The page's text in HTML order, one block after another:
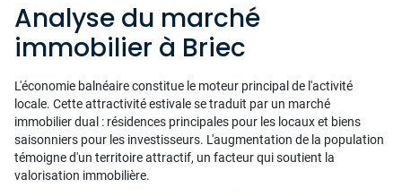
Analyse du marché
immobilier à Briec
L'économie balnéaire constitue le moteur principal de l'activité
locale. Cette attractivité estivale se traduit par un marché
immobilier dual : résidences principales pour les locaux et biens
saisonniers pour les investisseurs. L'augmentation de la population
témoigne d'un territoire attractif, un facteur qui soutient la
valorisation immobilière.